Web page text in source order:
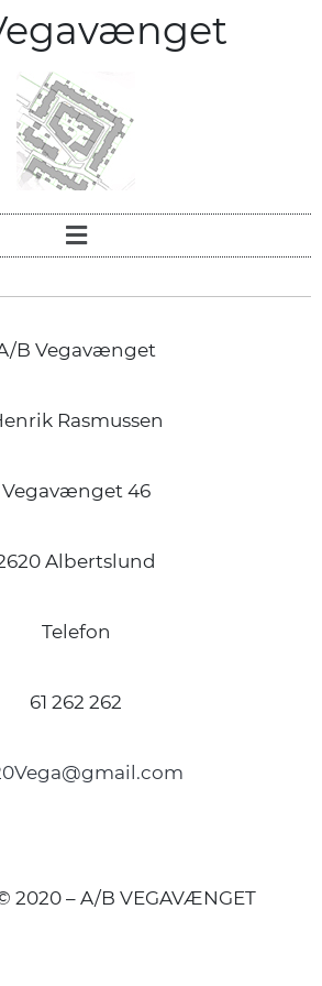
B Vegavænget
Rasmussen
Vegavænget 46
Albertslund
Telefon
61 262 262
2020 – A/B VEGAVÆNGET